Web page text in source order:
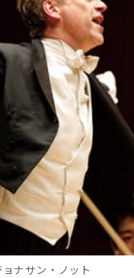
ョナサン・ノット